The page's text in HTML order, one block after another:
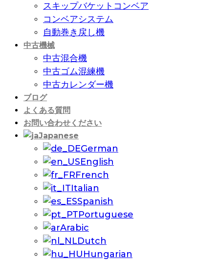
スキップバケットコンベア
コンベアシステム
自動巻き戻し機
中古機械
中古混合機
中古ゴム混練機
中古カレンダー機
ブログ
よくある質問
お問い合わせください
Japanese
German
English
French
Italian
Spanish
Portuguese
Arabic
Dutch
Hungarian